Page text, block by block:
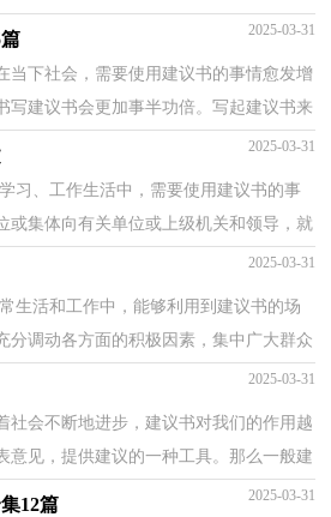
您在写建议书时更加简单方便，下...2025-03-31
当下社会，需要使用建议书的事情愈发增
写建议书会更加事半功倍。写起建议书来
大家整理的给学校的建议...
2025-03-31
习、工作生活中，需要使用建议书的事
或集体向有关单位或上级机关和领导，就
用的一种常用书信。在写...
2025-03-31
生活和工作中，能够利用到建议书的场
分调动各方面的积极因素，集中广大群众
是什么样的呢？下面是小编...
2025-03-31
社会不断地进步，建议书对我们的作用越
意见，提供建议的一种工具。那么一般建
小编整理的保护环境建议书...
12篇 2025-03-31